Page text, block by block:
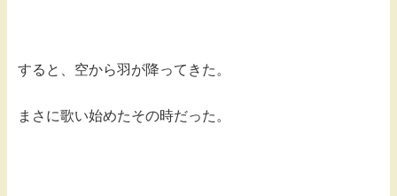
すると、空から羽が降ってきた。
まさに歌い始めたその時だった。